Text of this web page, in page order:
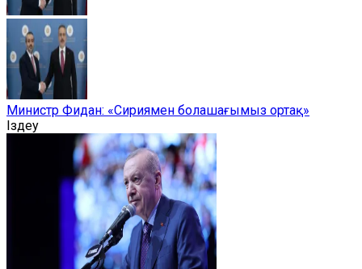
Министр Фидан: «Сириямен болашағымыз ортақ»
Іздеу